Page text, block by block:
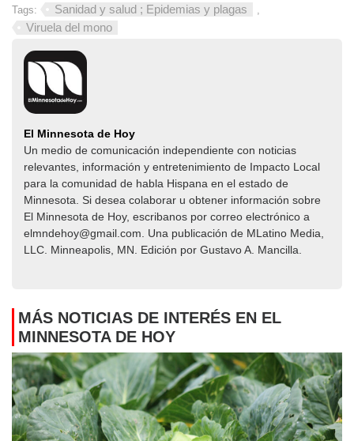
Tags: Sanidad y salud ; Epidemias y plagas ,
Viruela del mono
El Minnesota de Hoy
Un medio de comunicación independiente con noticias
relevantes, información y entretenimiento de Impacto Local​​
para la comunidad de habla Hispana en el estado de
Minnesota. Si desea colaborar u obtener información sobre
El Minnesota de Hoy, escribanos por correo electrónico a
elmndehoy@gmail.com. Una publicación de MLatino Media,
LLC. Minneapolis, MN. Edición por Gustavo A. Mancilla.
MÁS NOTICIAS DE INTERÉS EN EL
MINNESOTA DE HOY